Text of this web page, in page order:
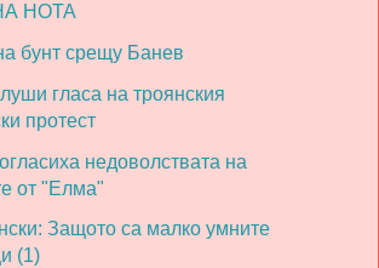
НОТА
бунт срещу Банев
гласа на троянския
протест
недоволствата на
от "Елма"
Защото са малко умните
(1)